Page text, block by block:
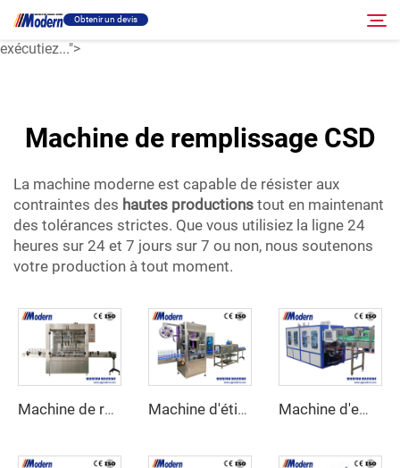
production élevée
tout en maintenant des tolérances strictes. Que vous
exécutiez...">
Obtenir un devis
À propos
Vidéo
Contact
Site RU
Machine de remplissage CSD
La machine moderne est capable de résister aux
contraintes des hautes productions tout en maintenant
des tolérances strictes. Que vous utilisiez la ligne 24
heures sur 24 et 7 jours sur 7 ou non, nous soutenons
votre production à tout moment.
Machine de remplissage de détergent à servomoteur Machine d'étiquetage automatique à manches rétrécissantes Machine d'emballage enveloppante pour carton